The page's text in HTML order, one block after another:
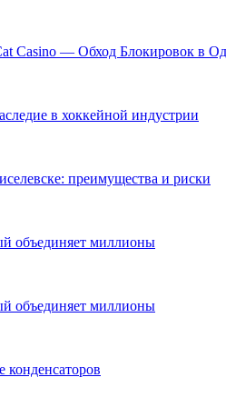
Casino — Обход Блокировок в
в хоккейной индустрии
преимущества и риски
объединяет миллионы
объединяет миллионы
конденсаторов